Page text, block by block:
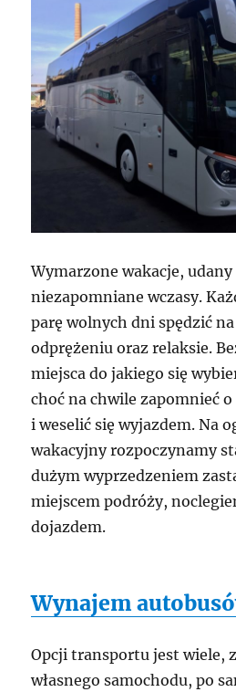
Wymarzone wakacje,
niezapomniane wczasy.
parę wolnych dni spędzić
odprężeniu oraz relaksie.
miejsca do jakiego się
choć na chwile zapomnieć
i weselić się wyjazdem. Na
wakacyjny rozpoczynamy
dużym wyprzedzeniem
miejscem podróży,
dojazdem.
Wynajem
Opcji transportu jest wiele,
własnego samochodu, po